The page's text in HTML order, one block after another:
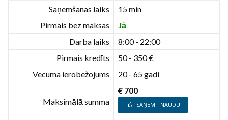
Saņemšanas laiks
15 min
Pirmais bez maksas
Jā
Darba laiks
8:00 - 22:00
Pirmais kredīts
50 - 350 €
Vecuma ierobežojums
20 - 65 gadi
Maksimālā summa
€ 700
SAŅEMT NAUDU